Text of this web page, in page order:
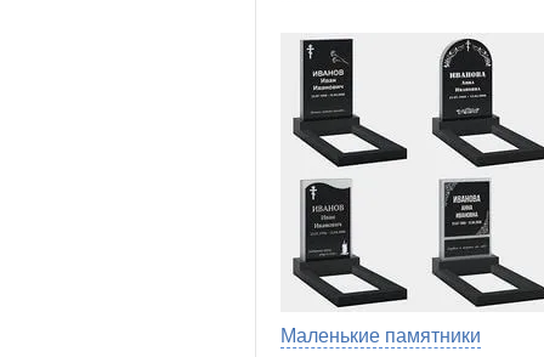
Маленькие памятники